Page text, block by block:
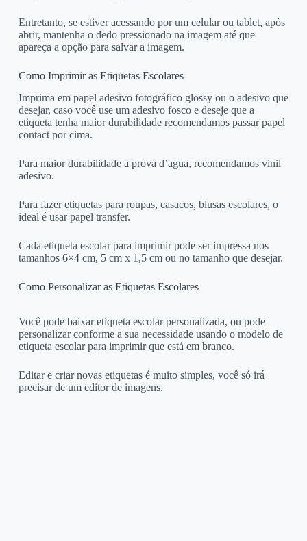
Entretanto, se estiver acessando por um celular ou tablet, após
abrir, mantenha o dedo pressionado na imagem até que
apareça a opção para salvar a imagem.
Como Imprimir as Etiquetas Escolares
Imprima em papel adesivo fotográfico glossy ou o adesivo que
desejar, caso você use um adesivo fosco e deseje que a
etiqueta tenha maior durabilidade recomendamos passar papel
contact por cima.
Para maior durabilidade a prova d’agua, recomendamos vinil
adesivo.
Para fazer etiquetas para roupas, casacos, blusas escolares, o
ideal é usar papel transfer.
Cada etiqueta escolar para imprimir pode ser impressa nos
tamanhos 6×4 cm, 5 cm x 1,5 cm ou no tamanho que desejar.
Como Personalizar as Etiquetas Escolares
Você pode baixar etiqueta escolar personalizada, ou pode
personalizar conforme a sua necessidade usando o modelo de
etiqueta escolar para imprimir que está em branco.
Editar e criar novas etiquetas é muito simples, você só irá
precisar de um editor de imagens.